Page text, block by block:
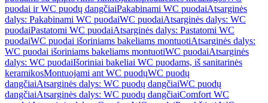
puodai ir WC puodų dangčiaiPakabinami WC puodaiAtsarginės
dalys: Pakabinami WC puodaiWC puodaiAtsarginės dalys: WC
puodaiPastatomi WC puodaiAtsarginės dalys: Pastatomi WC
puodaiWC puodai išoriniams bakeliams montuotiAtsarginės dalys:
WC puodai išoriniams bakeliams montuotiWC puodaiAtsarginės
dalys: WC puodaiIšoriniai bakeliai WC puodams, iš sanitarinės
keramikosMontuojami ant WC puodųWC puodų
dangčiaiAtsarginės dalys: WC puodų dangčiaiWC puodų
dangčiaiAtsarginės dalys: WC puodų dangčiaiComfort WC